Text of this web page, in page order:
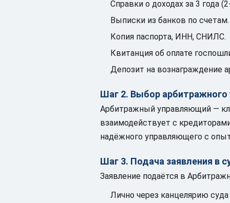
Справки о доходах за 3 года
Выписки из банков по счетам.
Копия паспорта, ИНН, СНИЛС.
Квитанция об оплате
Депозит на вознаграждение
Шаг 2. Выбор
Арбитражный управляющий —
взаимодействует с
надёжного управляющего с
Шаг 3. Подача заявления в
Заявление подаётся в
Лично через канцелярию суда